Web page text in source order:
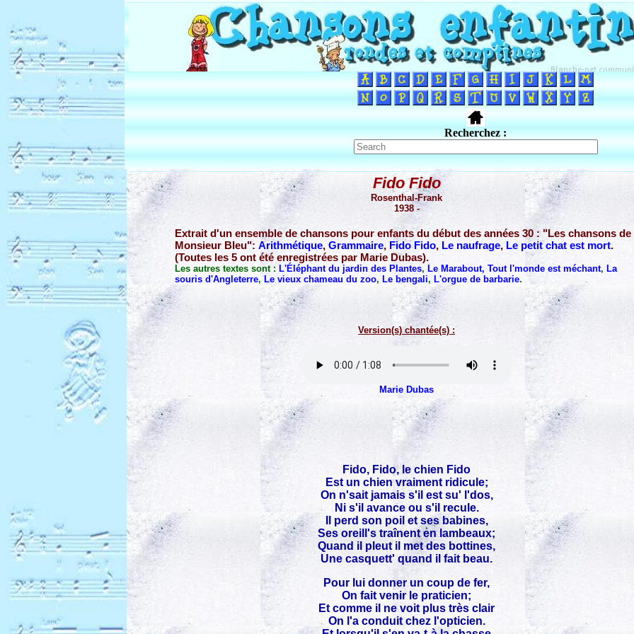
Recherchez :
Fido Fido
Rosenthal-Frank
1938 -
Extrait d'un ensemble de chansons pour enfants du début des années 30 : "Les chansons de
Monsieur Bleu": Arithmétique, Grammaire, Fido Fido, Le naufrage, Le petit chat est mort.
(Toutes les 5 ont été enregistrées par Marie Dubas).
Les autres textes sont : L'Éléphant du jardin des Plantes, Le Marabout, Tout l'monde est méchant, La
souris d'Angleterre, Le vieux chameau du zoo, Le bengali, L'orgue de barbarie.
Version(s) chantée(s) :
Marie Dubas
Fido, Fido, le chien Fido
Est un chien vraiment ridicule;
On n'sait jamais s'il est su' l'dos,
Ni s'il avance ou s'il recule.
Il perd son poil et ses babines,
Ses oreill's traînent en lambeaux;
Quand il pleut il met des bottines,
Une casquett' quand il fait beau.
Pour lui donner un coup de fer,
On fait venir le praticien;
Et comme il ne voit plus très clair
On l'a conduit chez l'opticien.